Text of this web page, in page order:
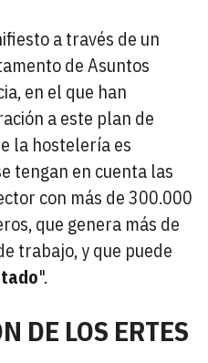
a través de un
de Asuntos
en el que han
a este plan de
la hostelería es
tengan en cuenta las
con más de 300.000
que genera más de
trabajo, y que puede
".
DE LOS ERTES